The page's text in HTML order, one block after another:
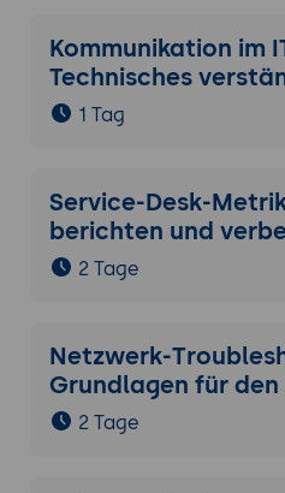
Kommunikation im
Technisches
1 Tag
Service-Desk-
berichten und
2 Tage
Netzwerk-
Grundlagen für den
2 Tage